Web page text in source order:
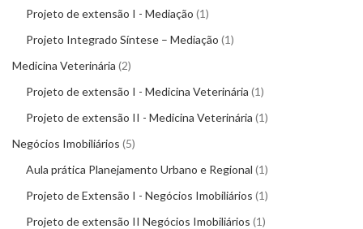
Projeto de extensão I - Mediação 1
Projeto Integrado Síntese – Mediação 1
Medicina Veterinária 2
Projeto de extensão I - Medicina Veterinária 1
Projeto de extensão II - Medicina Veterinária 1
Negócios Imobiliários 5
Aula prática Planejamento Urbano e Regional 1
Projeto de Extensão I - Negócios Imobiliários 1
Projeto de extensão II Negócios Imobiliários 1